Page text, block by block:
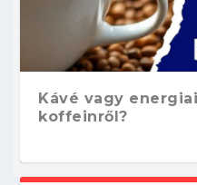
Kávé vagy
koffeinről?